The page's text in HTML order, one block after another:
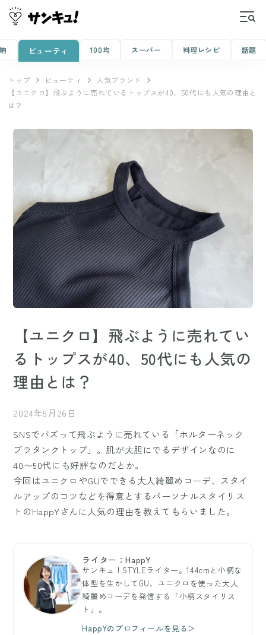
ビューティ 100均 スーパー 料理レシピ 話題
トップ ビューティ
人気ブランド
【ユニクロ】飛ぶように売れているトップスが40、50代にも人気の理由と
は？
【ユニクロ】飛ぶように売れてい
るトップスが40、50代にも人気の
理由とは？
2024年5月26日
SNSでバズって飛ぶように売れている「ホルターネック
ブラタンクトップ」。肌が大胆にでるデザインなのに
40〜50代にも好評なのだとか。
今回はユニクロやGUでできる大人綺麗めコーデ、スタイ
ルアップのコツなどを得意とするパーソナルスタイリス
トのHappYさんに人気の理由を教えてもらいました。
ライター：HappY
サンキュ！STYLEライター。144cmと小柄な
体型を生かしてGU、ユニクロを使った大人
綺麗めコーデを発信する「小柄スタイリス
ト」。
HappYのプロフィールを見る＞